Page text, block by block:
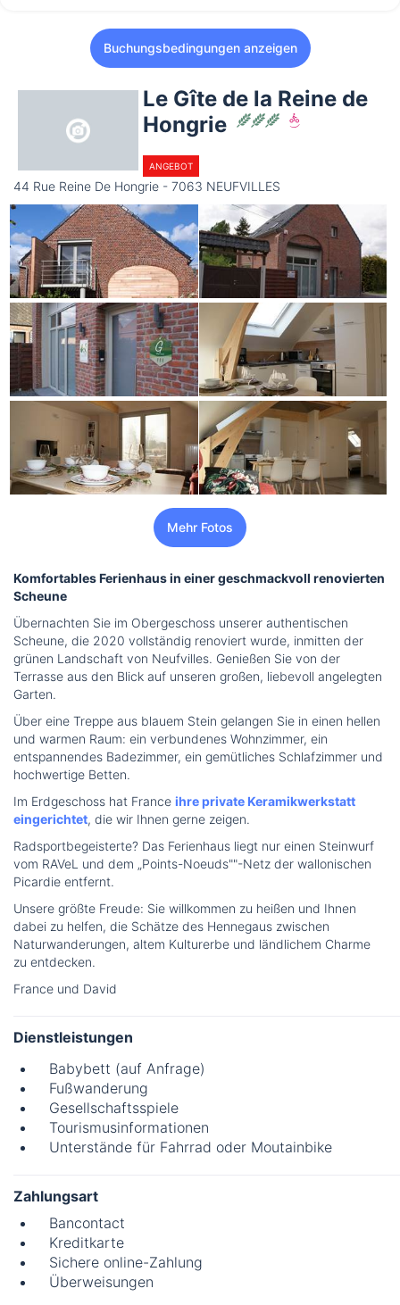
Buchungsbedingungen anzeigen
Le Gîte de la Reine de
Hongrie
ANGEBOT
44 Rue Reine De Hongrie - 7063 NEUFVILLES
Mehr Fotos
Komfortables Ferienhaus in einer geschmackvoll renovierten
Scheune
Übernachten Sie im Obergeschoss unserer authentischen
Scheune, die 2020 vollständig renoviert wurde, inmitten der
grünen Landschaft von Neufvilles. Genießen Sie von der
Terrasse aus den Blick auf unseren großen, liebevoll angelegten
Garten.
Über eine Treppe aus blauem Stein gelangen Sie in einen hellen
und warmen Raum: ein verbundenes Wohnzimmer, ein
entspannendes Badezimmer, ein gemütliches Schlafzimmer und
hochwertige Betten.
Im Erdgeschoss hat France ihre private Keramikwerkstatt
eingerichtet, die wir Ihnen gerne zeigen.
Radsportbegeisterte? Das Ferienhaus liegt nur einen Steinwurf
vom RAVeL und dem „Points-Noeuds""-Netz der wallonischen
Picardie entfernt.
Unsere größte Freude: Sie willkommen zu heißen und Ihnen
dabei zu helfen, die Schätze des Hennegaus zwischen
Naturwanderungen, altem Kulturerbe und ländlichem Charme
zu entdecken.
France und David
Dienstleistungen
Babybett (auf Anfrage)
Fußwanderung
Gesellschaftsspiele
Tourismusinformationen
Unterstände für Fahrrad oder Moutainbike
Zahlungsart
Bancontact
Kreditkarte
Sichere online-Zahlung
Überweisungen